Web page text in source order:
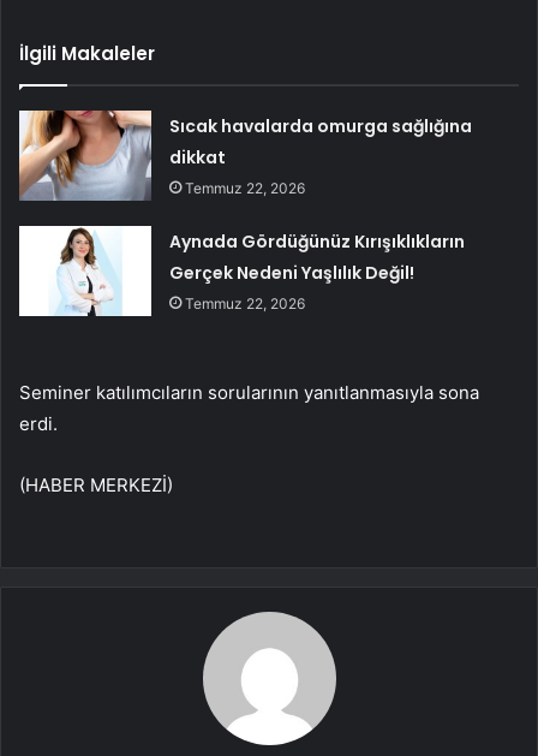
İlgili Makaleler
Sıcak havalarda omurga sağlığına
dikkat
Temmuz 22, 2026
Aynada Gördüğünüz Kırışıklıkların
Gerçek Nedeni Yaşlılık Değil!
Temmuz 22, 2026
Seminer katılımcıların sorularının yanıtlanmasıyla sona
erdi.
(HABER MERKEZİ)